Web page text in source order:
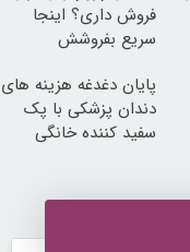
فروش داری؟ اینجا
سریع بفروشش
پایان دغدغه هزینه های
دندان پزشکی با پک
سفید کننده خانگی